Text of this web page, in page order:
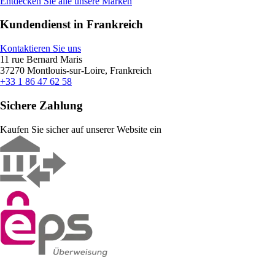
Kundendienst in Frankreich
Kontaktieren Sie uns
11 rue Bernard Maris
37270 Montlouis-sur-Loire, Frankreich
+33 1 86 47 62 58
Sichere Zahlung
Kaufen Sie sicher auf unserer Website ein